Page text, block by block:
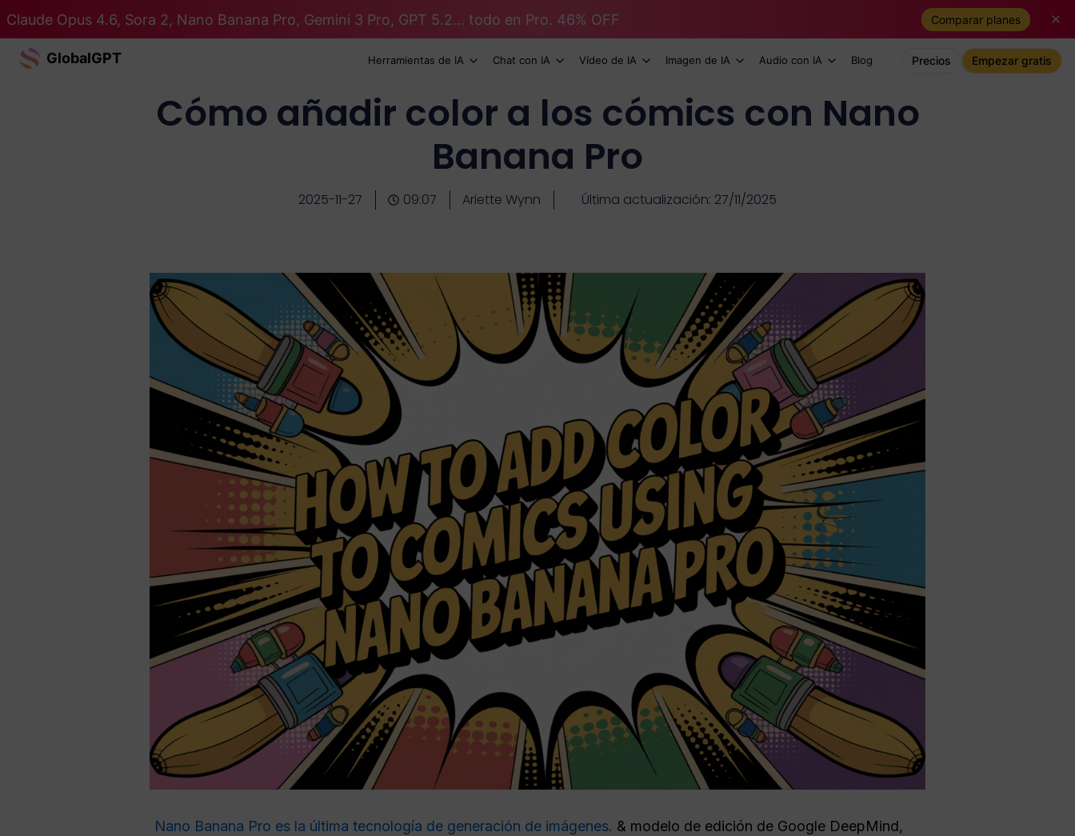
Claude Opus 4.6, Sora 2, Nano Banana Pro, Gemini 3 Pro, GPT 5.2... todo en Pro. 46% OFF Comparar planes
GlobalGPT Herramientas de IA Chat con IA Vídeo de IA Imagen de IA Audio con IA Blog Precios Empezar gratis
Cómo añadir color a los cómics con Nano
Banana Pro
2025-11-27 09:07 Ariette Wynn Última actualización: 27/11/2025
Nano Banana Pro es la última tecnología de generación de imágenes. & modelo de edición de Google DeepMind,